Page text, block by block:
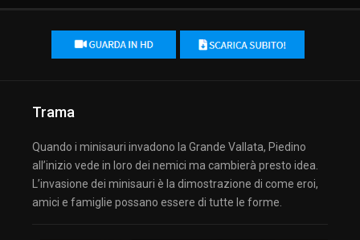
Trama
Quando i minisauri invadono la Grande Vallata, Piedino
all’inizio vede in loro dei nemici ma cambierà presto idea.
L’invasione dei minisauri è la dimostrazione di come eroi,
amici e famiglie possano essere di tutte le forme.